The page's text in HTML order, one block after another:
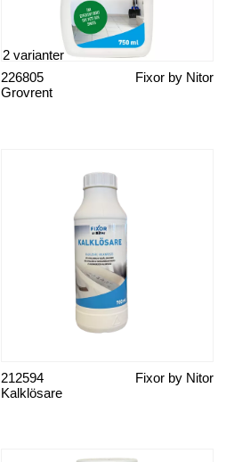
Grovrent
Fixor by Nitor
226805
2 varianter
Kalklösare
Fixor by Nitor
212594